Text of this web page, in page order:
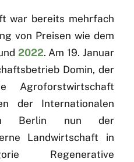
war bereits mehrfach
von Preisen wie dem
2022. Am 19. Januar
Domin, der
der Internationalen
Berlin nun der
Landwirtschaft in
Regenerative